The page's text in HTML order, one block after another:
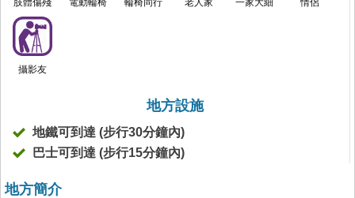
攝影友
地方設施
地鐵可到達 (步行30分鐘內)
巴士可到達 (步行15分鐘內)
地方簡介